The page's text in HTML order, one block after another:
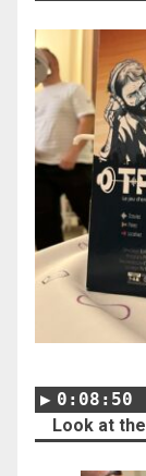
0:08:50
Look at